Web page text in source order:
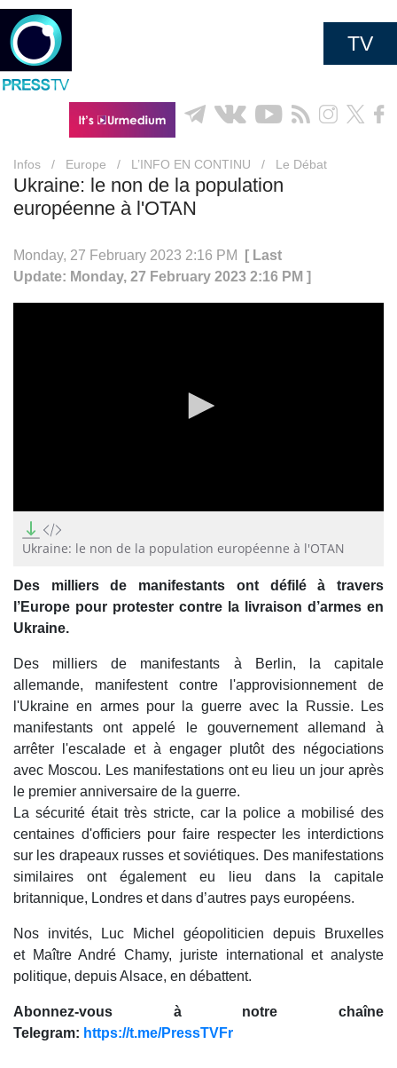
TV
Infos / Europe / L’INFO EN CONTINU / Le Débat
Ukraine: le non de la population
européenne à l'OTAN
Monday, 27 February 2023 2:16 PM
[ Last
Update: Monday, 27 February 2023 2:16 PM ]
seconds
ofUkraine: le non de la population européenne à l'OTAN
Des milliers de manifestants ont défilé à travers
l’Europe pour protester contre la livraison d’armes en
Ukraine.
Des milliers de manifestants à Berlin, la capitale
allemande, manifestent contre l'approvisionnement de
l'Ukraine en armes pour la guerre avec la Russie. Les
manifestants ont appelé le gouvernement allemand à
arrêter l'escalade et à engager plutôt des négociations
avec Moscou. Les manifestations ont eu lieu un jour après
le premier anniversaire de la guerre.
La sécurité était très stricte, car la police a mobilisé des
centaines d'officiers pour faire respecter les interdictions
sur les drapeaux russes et soviétiques. Des manifestations
similaires ont également eu lieu dans la capitale
britannique, Londres et dans d’autres pays européens.
Nos invités, Luc Michel géopoliticien depuis Bruxelles
et Maître André Chamy, juriste international et analyste
politique, depuis Alsace, en débattent.
Abonnez-vous à notre chaîne
Telegram: https://t.me/PressTVFr